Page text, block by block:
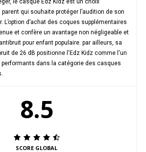
qui souhaite protéger l’audition de son
L’option d’achat des coques supplémentaires
et confère un avantage non négligeable et
pour enfant populaire. par ailleurs, sa
de 26 dB positionne l'Edz Kidz comme l'un
dans la catégorie des casques
8.5
SCORE GLOBAL